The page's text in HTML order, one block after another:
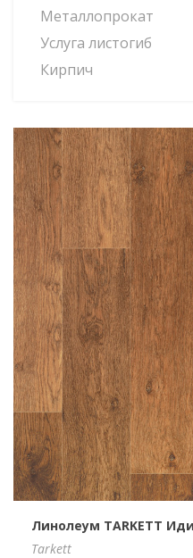
Металлопрокат
Услуга листогиб
Кирпич
Линолеум TARKETT
Tarkett